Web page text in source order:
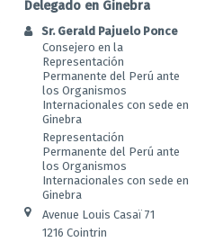
Delegado en Ginebra
Sr. Gerald Pajuelo Ponce
Consejero en la
Representación
Permanente del Perú ante
los Organismos
Internacionales con sede en
Ginebra
Representación
Permanente del Perú ante
los Organismos
Internacionales con sede en
Ginebra
Avenue Louis Casaï 71
1216 Cointrin